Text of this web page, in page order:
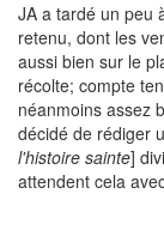
JA a tardé un peu
retenu, dont les
aussi bien sur le
récolte; compte
néanmoins assez
décidé de rédiger
l'histoire sainte]
attendent cela